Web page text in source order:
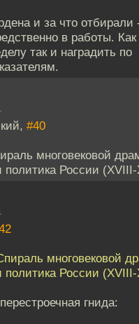
и за что отбирали
в работы.
так и наградить по
#40
многовековой
политика России
многовековой
политика России
гнида: